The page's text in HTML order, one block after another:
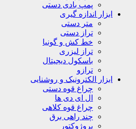
پمپ بادی دستی
ابزار اندازه گیری
متر دستی
تراز دستی
خط کش و گونیا
تراز لیزری
باسکول دیجیتال
ترازو
ابزار الکترونیک و روشنایی
چراغ قوه دستی
ال ای دی ها
چراغ قوه کلاهی
چند راهی برق
پروژوکتور